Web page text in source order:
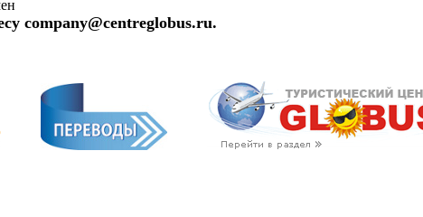
company@centreglobus.ru.